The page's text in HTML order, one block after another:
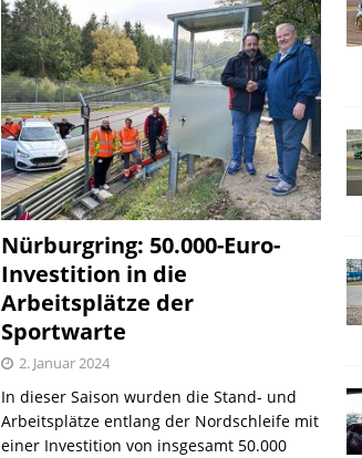
Nürburgring: 50.000-Euro-
Investition in die
Arbeitsplätze der
Sportwarte
2. Januar 2024
In dieser Saison wurden die Stand- und
Arbeitsplätze entlang der Nordschleife mit
einer Investition von insgesamt 50.000